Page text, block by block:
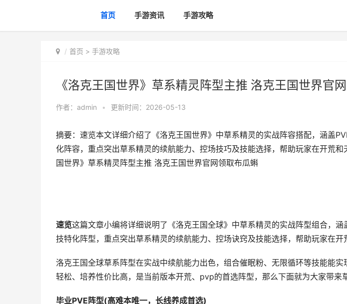
首页 手游资讯 手游攻略
首页 > 手游攻略
《洛克王国世界》草系精灵阵型主推 洛克王国世界官
作者： admin • 更新时间：2026-05-13
摘要：速览本文详细介绍了《洛克王国世界》中草系精灵的实战阵容搭配，涵盖
化阵容，重点突出草系精灵的续航能力、控场技巧及技能选择，帮助玩家在开荒
国世界》草系精灵阵型主推 洛克王国世界官网领取布瓜蝌
速览这篇文章小编将详细说明了《洛克王国全球》中草系精灵的实战阵型组合，涵
技特化阵型，重点突出草系精灵的续航能力、控场诀窍及技能选择，帮助玩家在开
洛克王国全球草系阵型在实战中续航能力出色，组合催眠粉、无限循环等技能能
轻松、培养性价比高，是当前版本开荒、pvp的首选阵型，那么下面就为大家带来
毕业PVE阵型(高难本唯一，长线养成首选)